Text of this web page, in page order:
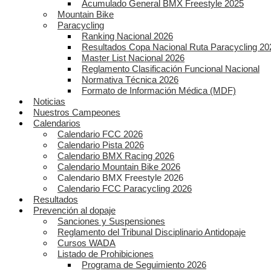
Acumulado General BMX Freestyle 2025
Mountain Bike
Paracycling
Ranking Nacional 2026
Resultados Copa Nacional Ruta Paracycling
Master List Nacional 2026
Reglamento Clasificación Funcional Nacional
Normativa Técnica 2026
Formato de Información Médica (MDF)
Noticias
Nuestros Campeones
Calendarios
Calendario FCC 2026
Calendario Pista 2026
Calendario BMX Racing 2026
Calendario Mountain Bike 2026
Calendario BMX Freestyle 2026
Calendario FCC Paracycling 2026
Resultados
Prevención al dopaje
Sanciones y Suspensiones
Reglamento del Tribunal Disciplinario Antidopaje
Cursos WADA
Listado de Prohibiciones
Programa de Seguimiento 2026